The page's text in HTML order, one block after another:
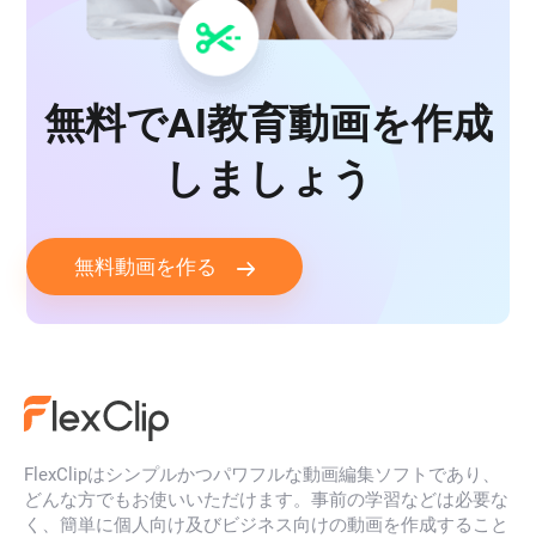
無料でAI教育動画を作成
しましょう
無料動画を作る
FlexClipはシンプルかつパワフルな動画編集ソフトであり、
どんな方でもお使いいただけます。事前の学習などは必要な
く、簡単に個人向け及びビジネス向けの動画を作成すること